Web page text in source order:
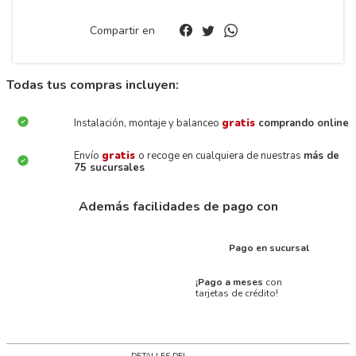
Compartir en
Todas tus compras incluyen:
Instalación, montaje y balanceo gratis comprando online
Envío gratis o recoge en cualquiera de nuestras más de
75 sucursales
Además facilidades de pago con
Pago en sucursal
¡Pago a meses con
tarjetas de crédito!